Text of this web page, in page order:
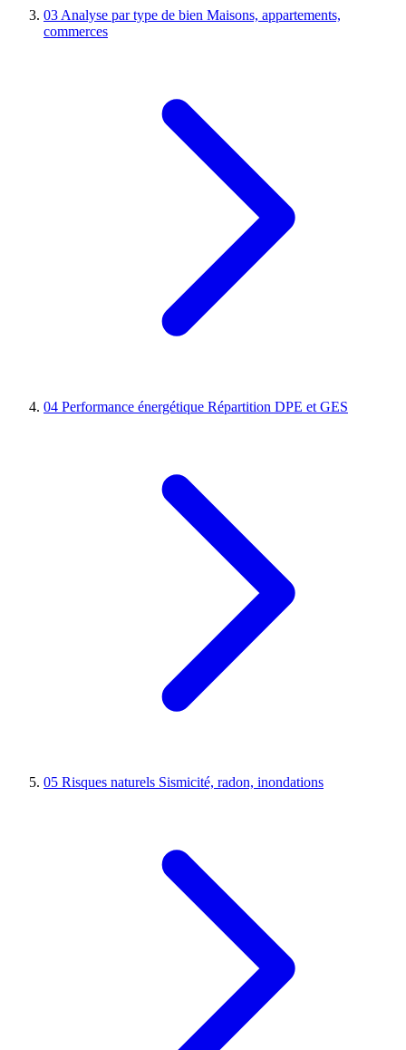
03 Analyse par type de bien Maisons, appartements,
commerces
04 Performance énergétique Répartition DPE et GES
05 Risques naturels Sismicité, radon, inondations